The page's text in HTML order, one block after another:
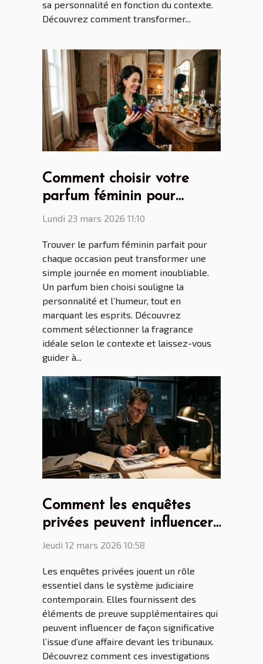
sa personnalité en fonction du contexte.
Découvrez comment transformer...
Comment choisir votre
parfum féminin pour
chaque occasion ?
Lundi 23 mars 2026 11:10
Trouver le parfum féminin parfait pour
chaque occasion peut transformer une
simple journée en moment inoubliable.
Un parfum bien choisi souligne la
personnalité et l’humeur, tout en
marquant les esprits. Découvrez
comment sélectionner la fragrance
idéale selon le contexte et laissez-vous
guider à...
Comment les enquêtes
privées peuvent influencer
les décisions judiciaires ?
Jeudi 12 mars 2026 10:58
Les enquêtes privées jouent un rôle
essentiel dans le système judiciaire
contemporain. Elles fournissent des
éléments de preuve supplémentaires qui
peuvent influencer de façon significative
l’issue d’une affaire devant les tribunaux.
Découvrez comment ces investigations